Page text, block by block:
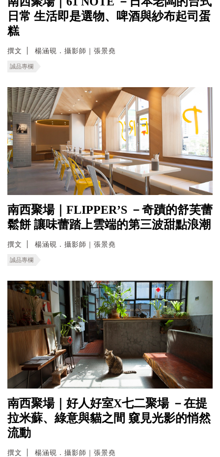
日常 生活即是選物、啤酒與紗布起司蛋
糕
撰文 楊涵硯．攝影師｜張景堯
誠品專欄
南西聚場｜FLIPPER’S －奇蹟的舒芙蕾
鬆餅 讓味蕾踏上雲端的第三波甜點浪潮
撰文 楊涵硯．攝影師｜張景堯
誠品專欄
南西聚場｜好人好室X七二聚場 －在提
拉米蘇、綠意與貓之間 窺見光影的悄然
流動
撰文 楊涵硯．攝影師｜張景堯